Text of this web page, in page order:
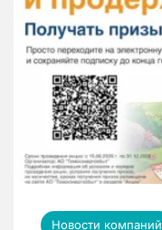
Новости компаний